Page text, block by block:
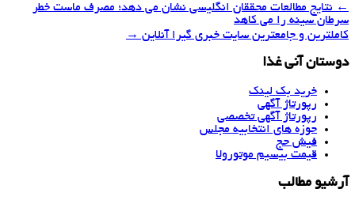
Post
navigation
← نتایج مطالعات محققان انگلیسی نشان می دهد؛ مصرف ماست خطر
سرطان سینه را می كاهد
كاملترین و جامعترین سایت خبری گیرا آنلاین →
دوستان آنی غذا
خرید بک لینک
رپورتاژ آگهی
رپورتاژ آگهی تخصصی
حوزه های انتخابیه مجلس
فیش حج
قیمت بیسیم موتورولا
آرشیو مطالب